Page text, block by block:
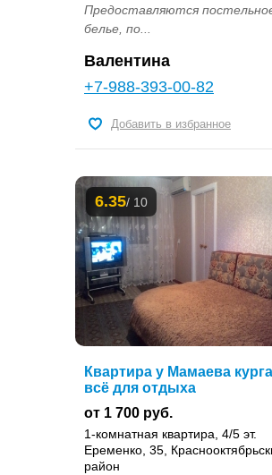
Предоставляются
белье, по...
Валентина
+7-988-393-00-82
Добавить в избранное
6.35/ 10
Квартира у Мамаева
всё для отдыха
от 1 700 руб.
1-комнатная квартира, 4/5 эт.
Еременко, 35,
район